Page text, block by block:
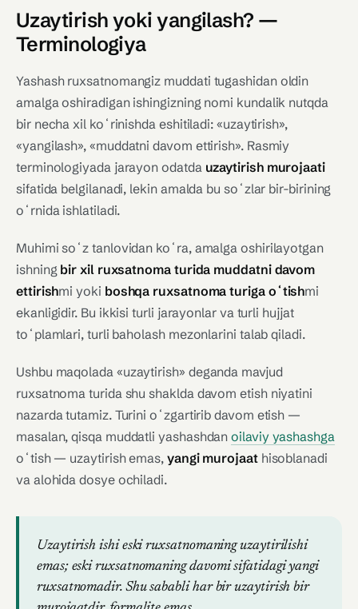
Uzaytirish yoki yangilash? —
Terminologiya
Yashash ruxsatnomangiz muddati tugashidan oldin
amalga oshiradigan ishingizning nomi kundalik nutqda
bir necha xil koʻrinishda eshitiladi: «uzaytirish»,
«yangilash», «muddatni davom ettirish». Rasmiy
terminologiyada jarayon odatda uzaytirish murojaati
sifatida belgilanadi, lekin amalda bu soʻzlar bir-birining
oʻrnida ishlatiladi.
Muhimi soʻz tanlovidan koʻra, amalga oshirilayotgan
ishning bir xil ruxsatnoma turida muddatni davom
ettirishmi yoki boshqa ruxsatnoma turiga oʻtishmi
ekanligidir. Bu ikkisi turli jarayonlar va turli hujjat
toʻplamlari, turli baholash mezonlarini talab qiladi.
Ushbu maqolada «uzaytirish» deganda mavjud
ruxsatnoma turida shu shaklda davom etish niyatini
nazarda tutamiz. Turini oʻzgartirib davom etish —
masalan, qisqa muddatli yashashdanoilaviy yashashga
oʻtish — uzaytirish emas, yangi murojaathisoblanadi
va alohida dosye ochiladi.
Uzaytirish ishi eski ruxsatnomaning uzaytirilishi
emas; eski ruxsatnomaningdavomi sifatidagi yangi
ruxsatnomadir. Shu sababli har bir uzaytirish bir